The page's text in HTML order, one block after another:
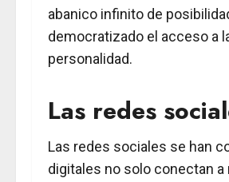
abanico infinito de
democratizado el acceso a
personalidad.
Las redes
Las redes sociales se han
digitales no solo conectan